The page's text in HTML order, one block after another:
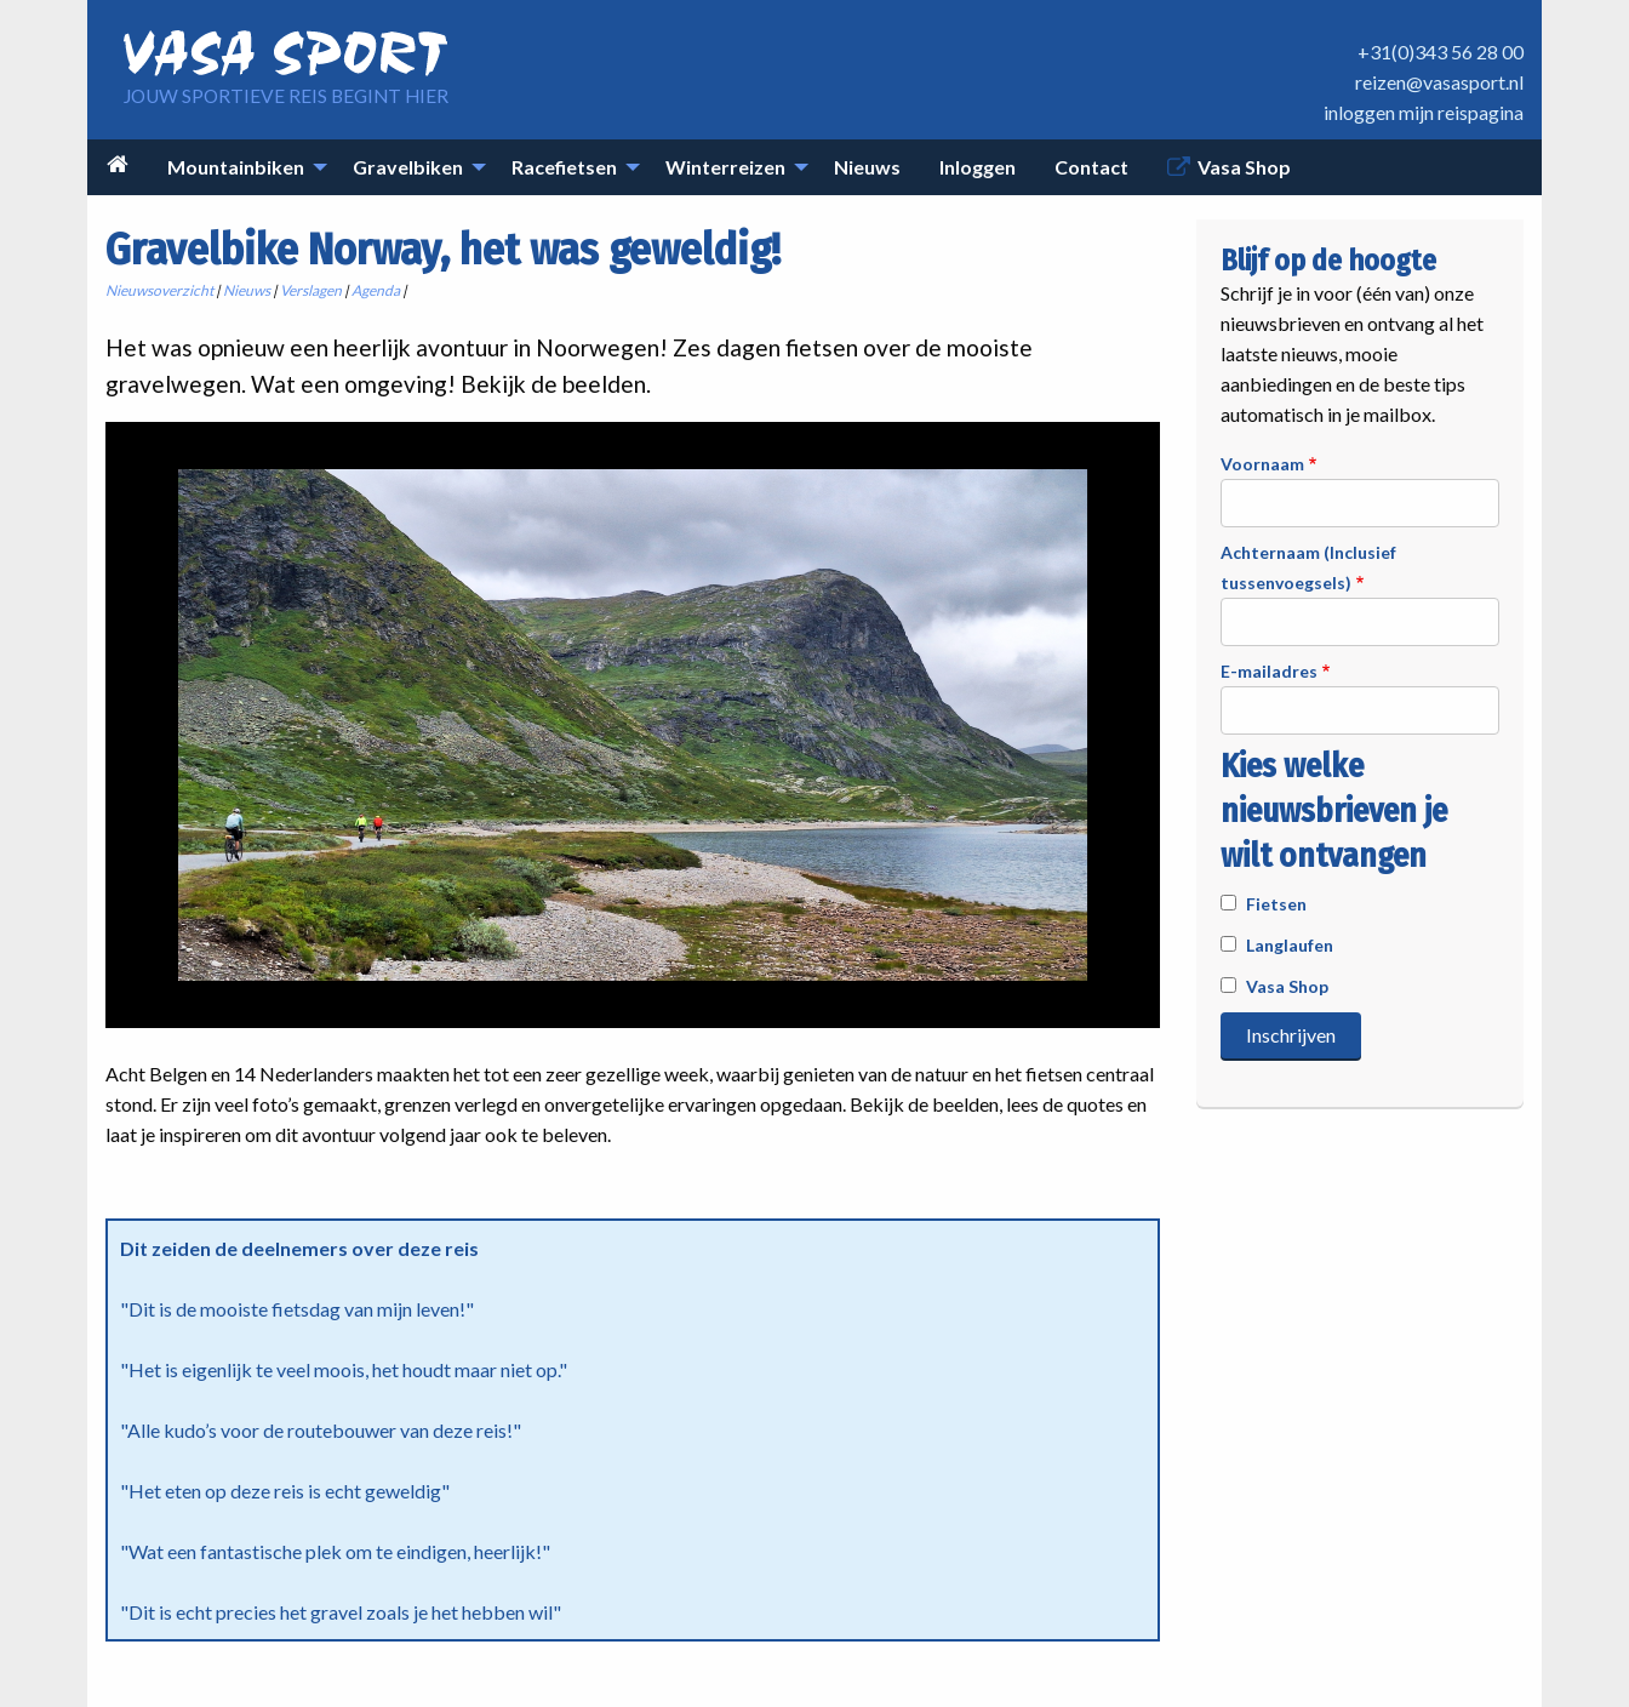
+31(0)343 56 28 00
reizen@vasasport.nl
inloggen mijn reispagina
JOUW SPORTIEVE REIS BEGINT HIER
Main
navigation
 Mountainbiken Gravelbiken Racefietsen Winterreizen Nieuws Inloggen Contact Vasa Shop
Gravelbike Norway, het was geweldig!
Nieuwsoverzicht|Nieuws| Verslagen |Agenda|
Het was opnieuw een heerlijk avontuur in Noorwegen! Zes dagen fietsen over de mooiste
gravelwegen. Wat een omgeving! Bekijk de beelden.
Acht Belgen en 14 Nederlanders maakten het tot een zeer gezellige week, waarbij genieten van de natuur en het fietsen centraal
stond. Er zijn veel foto’s gemaakt, grenzen verlegd en onvergetelijke ervaringen opgedaan. Bekijk de beelden, lees de quotes en
laat je inspireren om dit avontuur volgend jaar ook te beleven.
Dit zeiden de deelnemers over deze reis
"Dit is de mooiste fietsdag van mijn leven!"
"Het is eigenlijk te veel moois, het houdt maar niet op."
"Alle kudo’s voor de routebouwer van deze reis!"
"Het eten op deze reis is echt geweldig"
"Wat een fantastische plek om te eindigen, heerlijk!"
"Dit is echt precies het gravel zoals je het hebben wil"
Blijf op de hoogte
Schrijf je in voor (één van) onze
nieuwsbrieven en ontvang al het
laatste nieuws, mooie
aanbiedingen en de beste tips
automatisch in je mailbox.
Voornaam
Achternaam (Inclusief
tussenvoegsels)
E-mailadres
Kies welke
nieuwsbrieven je
wilt ontvangen
Fietsen
Langlaufen
Vasa Shop